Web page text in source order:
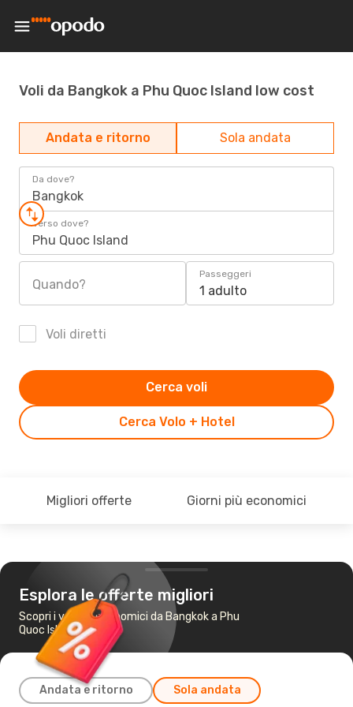
Voli da Bangkok a Phu Quoc Island low cost
Andata e ritorno Sola andata
Da dove?
Bangkok
Verso dove?
Phu Quoc Island
Quando?
Passeggeri
1 adulto
Voli diretti
Cerca Volo + Hotel
Cerca voli
Migliori offerte Giorni più economici
Esplora le offerte migliori
Scopri i voli più economici da Bangkok a Phu
Quoc Island
Andata e ritorno Sola andata